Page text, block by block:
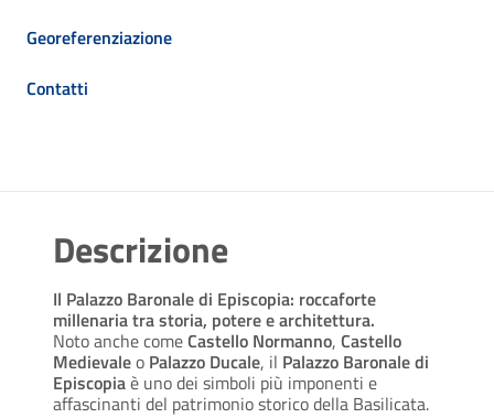
Georeferenziazione
Contatti
Descrizione
Il Palazzo Baronale di Episcopia: roccaforte
millenaria tra storia, potere e architettura.
Noto anche comeCastello Normanno, Castello
Medievaleo Palazzo Ducale, il Palazzo Baronale di
Episcopiaè uno dei simboli più imponenti e
affascinanti del patrimonio storico della Basilicata.